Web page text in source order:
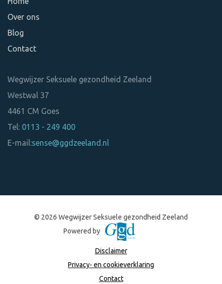
Over ons
Blog
Contact
Wegwijzer Seksuele gezondheid Zeeland
Westwal 37
4461 CM Goes
Tel: 0113 - 249 400
E-mail:sense@ggdzeeland.nl
© 2026 Wegwijzer Seksuele gezondheid Zeeland
Powered by
Disclaimer
Privacy- en cookieverklaring
Contact